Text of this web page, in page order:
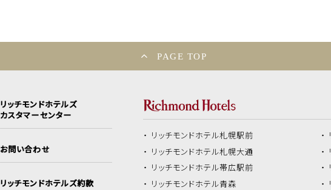
PAGE TOP
リッチモンドホテルズ
カスタマーセンター
お問い合わせ
リッチモンドホテルズ約款
リッチモンドホテル札幌駅前
リッチモンドホテル札幌大通
リッチモンドホテル帯広駅前
リッチモンドホテル青森